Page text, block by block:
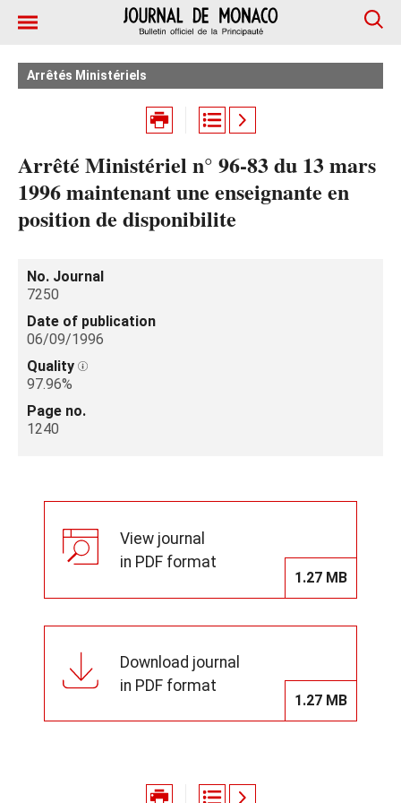
Arrêtés Ministériels
Arrêté Ministériel n° 96-83 du 13 mars
1996 maintenant une enseignante en
position de disponibilite
No. Journal
7250
Date of publication
06/09/1996
Quality
97.96%
Page no.
1240
View journal
in PDF format
1.27 MB
Download journal
in PDF format
1.27 MB